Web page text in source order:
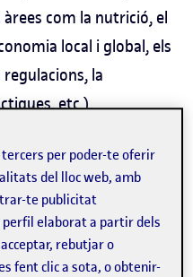
com la nutrició, el
local i global, els
la
etc.).
tercers per poder-te oferir
del lloc web, amb
te publicitat
elaborat a partir dels
rebutjar o
fent clic a sota, o obtenir-